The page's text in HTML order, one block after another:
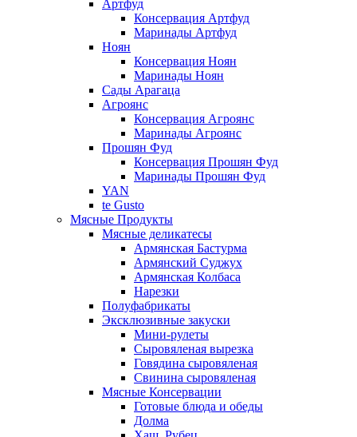
Артфуд
Консервация Артфуд
Маринады Артфуд
Ноян
Консервация Ноян
Маринады Ноян
Сады Арагаца
Агроянс
Консервация Агроянс
Маринады Агроянс
Прошян Фуд
Консервация Прошян Фуд
Маринады Прошян Фуд
YAN
te Gusto
Мясные Продукты
Мясные деликатесы
Армянская Бастурма
Армянский Суджух
Армянская Колбаса
Нарезки
Полуфабрикаты
Эксклюзивные закуски
Мини-рулеты
Сыровяленая вырезка
Говядина сыровяленая
Свинина сыровяленая
Мясные Консервации
Готовые блюда и обеды
Долма